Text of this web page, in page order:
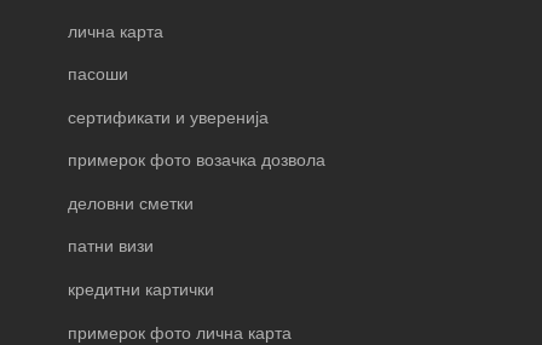
лична карта
пасоши
сертификати и уверенија
примерок фото возачка дозвола
деловни сметки
патни визи
кредитни картички
примерок фото лична карта